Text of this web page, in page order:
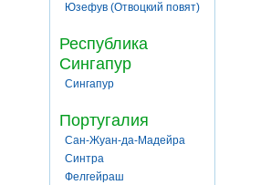
Юзефув (Отвоцкий повят)
Республика
Сингапур
Сингапур
Португалия
Сан-Жуан-да-Мадейра
Синтра
Фелгейраш